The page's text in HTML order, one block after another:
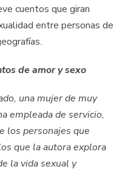
cuentos que giran
entre personas de
de amor y sexo
una mujer de muy
empleada de servicio,
los personajes que
que la autora explora
la vida sexual y